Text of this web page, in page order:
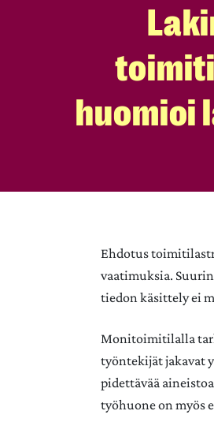
huomioi
Ehdotus
vaatimuksia.
tiedon käsittely ei
Monitoimitilalla
työntekijät jakavat
pidettävää
työhuone on myös